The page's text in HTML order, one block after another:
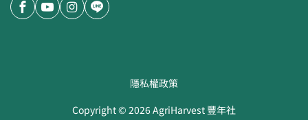
隱私權政策
Copyright ©2026AgriHarvest 豐年社